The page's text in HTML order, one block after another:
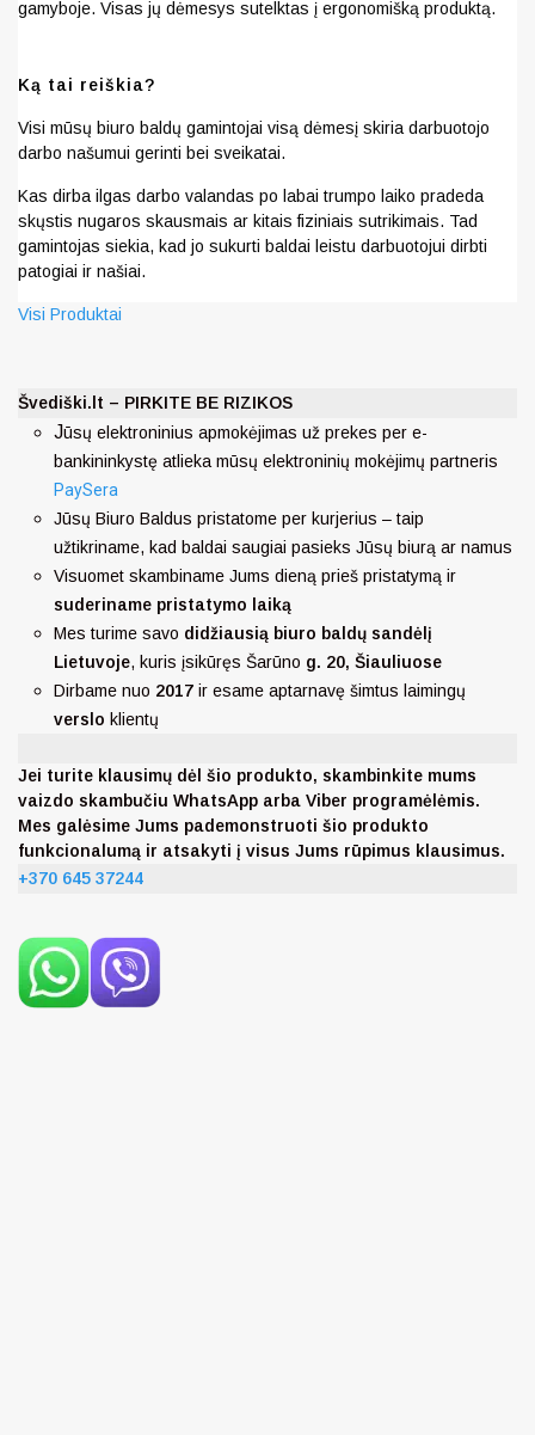
gamyboje. Visas jų dėmesys sutelktas į ergonomišką produktą.
Ką tai reiškia?
Visi mūsų biuro baldų gamintojai visą dėmesį skiria darbuotojo
darbo našumui gerinti bei sveikatai.
Kas dirba ilgas darbo valandas po labai trumpo laiko pradeda
skųstis nugaros skausmais ar kitais fiziniais sutrikimais. Tad
gamintojas siekia, kad jo sukurti baldai leistu darbuotojui dirbti
patogiai ir našiai.
Visi Produktai
Švediški.lt – PIRKITE BE RIZIKOS
Jūsų elektroninius apmokėjimas už prekes per e-
bankininkystę atlieka mūsų elektroninių mokėjimų partneris
PaySera
Jūsų Biuro Baldus pristatome per kurjerius – taip
užtikriname, kad baldai saugiai pasieks Jūsų biurą ar namus
Visuomet skambiname Jums dieną prieš pristatymą ir
suderiname pristatymo laiką
Mes turime savo didžiausią biuro baldų sandėlį
Lietuvoje, kuris įsikūręs Šarūno g. 20, Šiauliuose
Dirbame nuo 2017 ir esame aptarnavę šimtus laimingų
verslo klientų
Jei turite klausimų dėl šio produkto, skambinkite mums
vaizdo skambučiu WhatsApp arba Viber programėlėmis.
Mes galėsime Jums pademonstruoti šio produkto
funkcionalumą ir atsakyti į visus Jums rūpimus klausimus.
+370 645 37244